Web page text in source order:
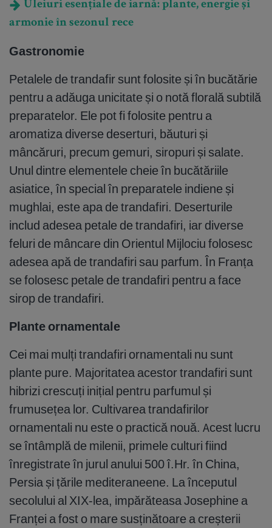
Uleiuri esențiale de iarnă: plante, energie și
armonie în sezonul rece
Gastronomie
Petalele de trandafir sunt folosite și în bucătărie
pentru a adăuga unicitate și o notă florală subtilă
preparatelor. Ele pot fi folosite pentru a
aromatiza diverse deserturi, băuturi și
mâncăruri, precum gemuri, siropuri și salate.
Unul dintre elementele cheie în bucătăriile
asiatice, în special în preparatele indiene și
mughlai, este apa de trandafiri. Deserturile
includ adesea petale de trandafiri, iar diverse
feluri de mâncare din Orientul Mijlociu folosesc
adesea apă de trandafiri sau parfum. În Franța
se folosesc petale de trandafiri pentru a face
sirop de trandafiri.
Plante ornamentale
Cei mai mulți trandafiri ornamentali nu sunt
plante pure. Majoritatea acestor trandafiri sunt
hibrizi crescuți inițial pentru parfumul și
frumusețea lor. Cultivarea trandafirilor
ornamentali nu este o practică nouă. Acest lucru
se întâmplă de milenii, primele culturi fiind
înregistrate în jurul anului 500 î.Hr. în China,
Persia și țările mediteraneene. La începutul
secolului al XIX-lea, impărăteasa Josephine a
Franței a fost o mare susținătoare a creșterii